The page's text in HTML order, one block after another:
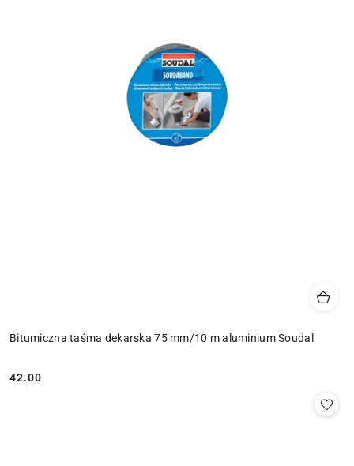
Bitumiczna taśma dekarska 75 mm/10 m aluminium Soudal
Cena:
42.00